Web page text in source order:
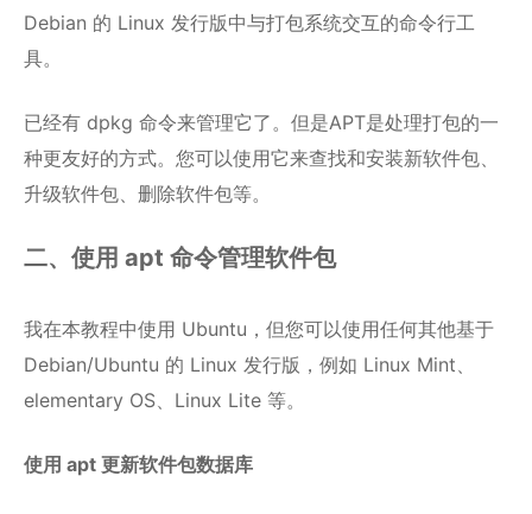
Debian 的 Linux 发行版中与打包系统交互的命令行工
具。
已经有 dpkg 命令来管理它了。但是APT是处理打包的一
种更友好的方式。您可以使用它来查找和安装新软件包、
升级软件包、删除软件包等。
二、使用 apt 命令管理软件包
我在本教程中使用 Ubuntu，但您可以使用任何其他基于
Debian/Ubuntu 的 Linux 发行版，例如 Linux Mint、
elementary OS、Linux Lite 等。
使用 apt 更新软件包数据库